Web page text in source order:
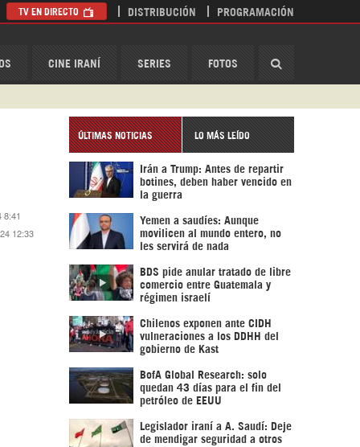
CINE IRANÍ SERIES FOTOS
TV EN DIRECTO DISTRIBUCIÓN PROGRAMACIÓN
8:41
12:33
ÚLTIMAS NOTICIAS LO MÁS LEÍDO
Irán a Trump: Antes de repartir
botines, deben haber vencido en
la guerra
Yemen a saudíes: Aunque
movilicen al mundo entero, no
les servirá de nada
BDS pide anular tratado de libre
comercio entre Guatemala y
régimen israelí
Chilenos exponen ante CIDH
vulneraciones a los DDHH del
gobierno de Kast
BofA Global Research: solo
quedan 43 días para el fin del
petróleo de EEUU
Legislador iraní a A. Saudí: Deje
de mendigar seguridad a otros